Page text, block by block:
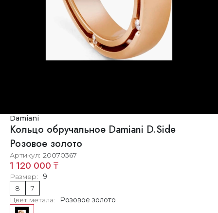
Damiani
Кольцо обручальное Damiani D.Side
Розовое золото
Артикул 20070367
1 120 000 ₸
Размер
9
8
7
Цвет метала
Розовое золото